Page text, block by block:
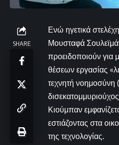
SHARE
Ενώ ηγετικά
Μουσταφά
προειδοποιούν για
θέσεων εργασίας
τεχνητή νοημοσύνη
Κιούμπαν
εστιάζοντας στα
της τεχνολογίας.